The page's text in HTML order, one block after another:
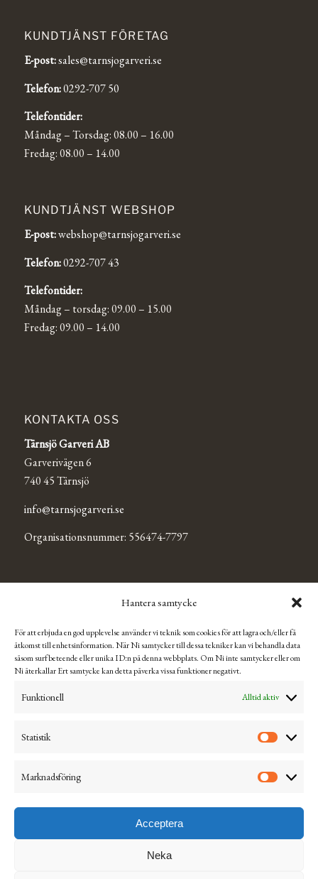
Hantera samtycke
För att erbjuda en god upplevelse använder vi teknik som cookies för att lagra och/eller få
åtkomst till enhetsinformation. När Ni samtycker till dessa tekniker kan vi behandla data
såsom surfbeteende eller unika ID:n på denna webbplats. Om Ni inte samtycker eller om
Ni återkallar Ert samtycke kan detta påverka vissa funktioner negativt.
Funktionell Alltid aktiv
Statistik
Marknadsföring
Acceptera
Neka
KUNDTJÄNST FÖRETAG
E-post:sales@tarnsjogarveri.se
Telefon:0292-707 50
Telefontider:
Måndag – Torsdag: 08.00 – 16.00
Fredag: 08.00 – 14.00
KUNDTJÄNST WEBSHOP
E-post:webshop@tarnsjogarveri.se
Telefon:0292-707 43
Telefontider:
Måndag – torsdag: 09.00 – 15.00
Fredag: 09.00 – 14.00
KONTAKTA OSS
Tärnsjö Garveri AB
Garverivägen 6
740 45 Tärnsjö
info@tarnsjogarveri.se
Organisationsnummer: 556474-7797
aktuella öppettider.
Ångra & returnera
Visselblåsning